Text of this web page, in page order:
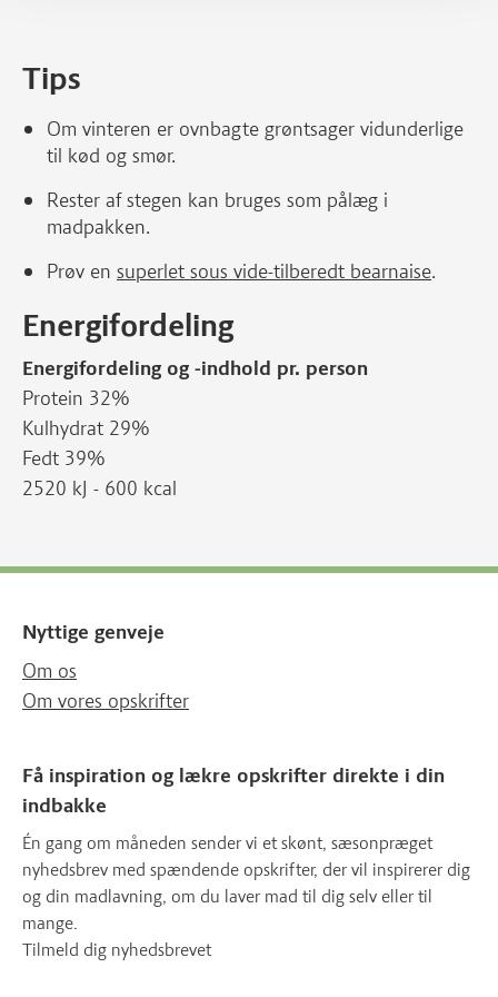
Tips
Om vinteren er ovnbagte grøntsager vidunderlige
til kød og smør.
Rester af stegen kan bruges som pålæg i
madpakken.
Prøv en superlet sous vide-tilberedt bearnaise.
Energifordeling
Energifordeling og -indhold pr. person
Protein 32%
Kulhydrat 29%
Fedt 39%
2520 kJ - 600 kcal
Nyttige genveje
Om os
Om vores opskrifter
Få inspiration og lækre opskrifter direkte i din
indbakke
Én gang om måneden sender vi et skønt, sæsonpræget
nyhedsbrev med spændende opskrifter, der vil inspirerer dig
og din madlavning, om du laver mad til dig selv eller til
mange.
Tilmeld dig nyhedsbrevet